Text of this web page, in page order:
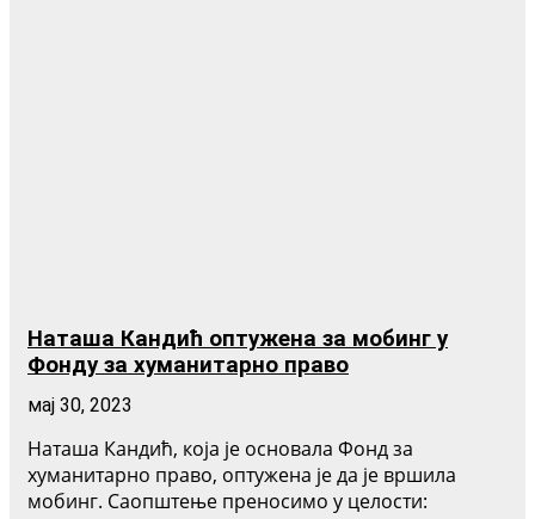
Наташа Кандић оптужена за мобинг у
Фонду за хуманитарно право
мај 30, 2023
Наташа Кандић, која је основала Фонд за
хуманитарно право, оптужена је да је вршила
мобинг. Саопштење преносимо у целости: